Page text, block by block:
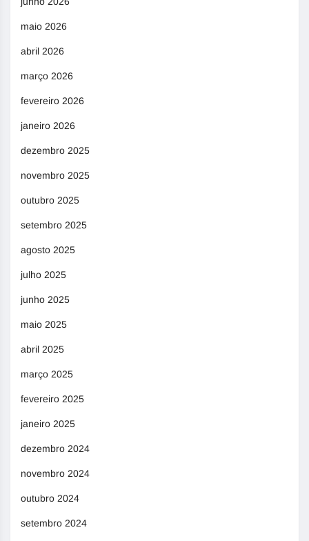
maio 2026
abril 2026
março 2026
fevereiro 2026
janeiro 2026
dezembro 2025
novembro 2025
outubro 2025
setembro 2025
agosto 2025
julho 2025
junho 2025
maio 2025
abril 2025
março 2025
fevereiro 2025
janeiro 2025
dezembro 2024
novembro 2024
outubro 2024
setembro 2024